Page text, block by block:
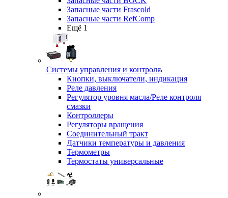
Запасные части Frascold
Запасные части RefComp
Ещё 1
Системы управления и контроля
Кнопки, выключатели, индикация
Реле давления
Регулятор уровня масла/Реле контроля
смазки
Контроллеры
Регуляторы вращения
Соединительный тракт
Датчики температуры и давления
Термометры
Термостаты универсальные